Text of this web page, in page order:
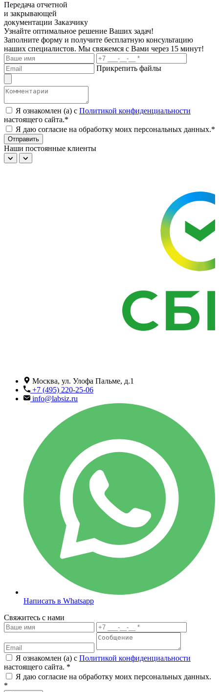
Передача отчетной
и закрывающей
документации Заказчику
Узнайте оптимальное решение Ваших задач!
Заполните форму и получите бесплатную консультацию
наших специалистов. Мы свяжемся с Вами через 15 минут!
Прикрепить файлы
Я ознакомлен (а) с Политикой конфиденциальности
настоящего сайта.*
Я даю согласие на обработку моих персональных данных.*
Отправить
Наши постоянные клиенты
Москва, ул. Улофа Пальме, д.1
+7 (495) 220-25-06
info@labsiz.ru
Написать в Whatsapp
Свяжитесь с нами
Я ознакомлен (а) с Политикой конфиденциальности
настоящего сайта. *
Я даю согласие на обработку моих персональных данных.
*